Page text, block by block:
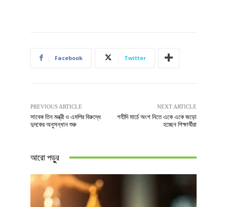
Facebook Twitter
PREVIOUS ARTICLE
সাবেক তিন মন্ত্রী ও এমপির বিরুদ্ধে
দুদকের অনুসন্ধান শুরু
NEXT ARTICLE
শহীদি মার্চে অংশ নিতে একে একে জড়ো
হচ্ছেন শিক্ষার্থীরা
আরো পড়ুুর